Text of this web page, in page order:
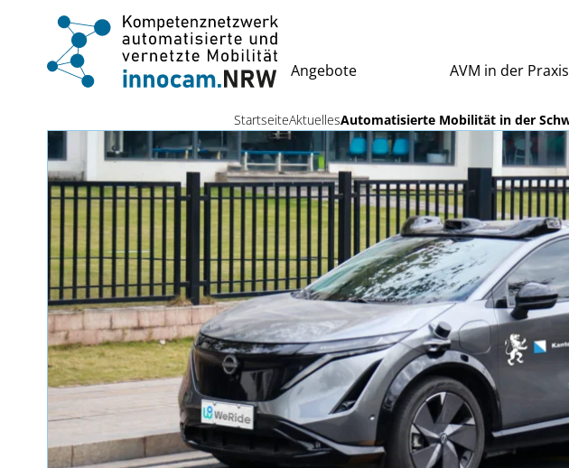
Angebote AVM in der Praxis
StartseiteAktuellesAutomatisierte Mobilität in der